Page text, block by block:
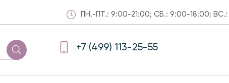
ПН.-ПТ.: 9:00-21:00; СБ.: 9:00-18:00; ВС.:
+7 (499) 113-25-55